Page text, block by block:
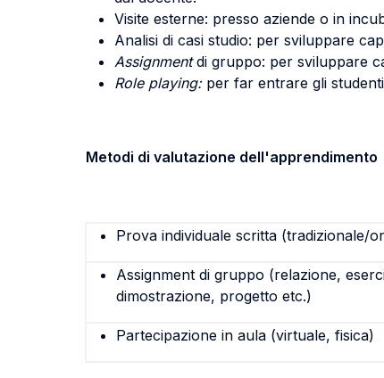
Visite esterne: presso aziende o in
Analisi di casi studio: per sviluppare
Assignmentdi gruppo: per sviluppare
Role playing:per far entrare gli
Metodi di valutazione dell'apprendimento
Prova individuale scritta (tradizionale/
Assignment di gruppo (relazione,
dimostrazione, progetto etc.)
Partecipazione in aula (virtuale, fisica)